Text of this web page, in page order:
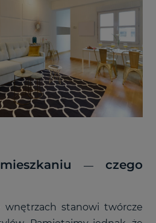
—czego
stanowi twórcze